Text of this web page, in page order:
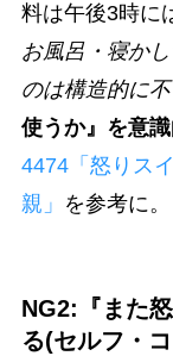
料は午後3時に
お風呂・寝か
のは構造的に
使うか』を意
4474「怒りスイ
親」 を参考に。
NG2:『また
る(セルフ・